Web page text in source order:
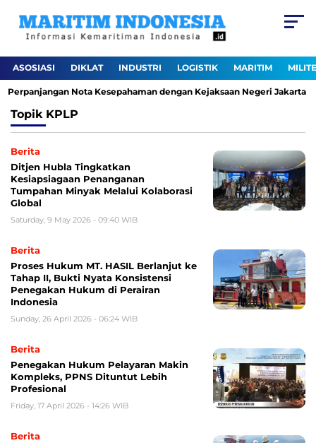
ASOSIASI DIKLAT INDUSTRI LOGISTIK MARITIM
Nota Kesepahaman dengan Kejaksaan Negeri Jakarta
Topik KPLP
Berita
Ditjen Hubla Tingkatkan
Kesiapsiagaan Penanganan
Tumpahan Minyak Melalui Kolaborasi
Global
Saturday, 9 May 2026 - 09:40 WIB
Berita
Proses Hukum MT. HASIL Berlanjut ke
Tahap II, Bukti Nyata Konsistensi
Penegakan Hukum di Perairan
Indonesia
Sunday, 26 April 2026 - 06:24 WIB
Berita
Penegakan Hukum Pelayaran Makin
Kompleks, PPNS Dituntut Lebih
Profesional
Friday, 17 April 2026 - 14:26 WIB
Berita